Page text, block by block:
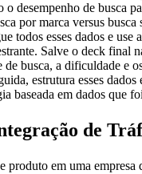
o desempenho de busca
por marca versus
todos esses dados e
Salve o deck
busca, a dificuldade e
estrutura esses
baseada em dados que
de
produto em uma